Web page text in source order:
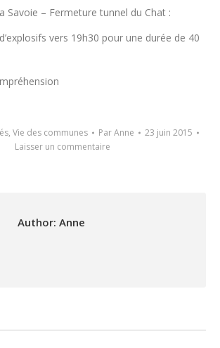
Savoie – Fermeture tunnel du Chat :
vers 19h30 pour une durée de 40
, Vie des communes ParAnne
23 juin 2015
Laisser un commentaire
Author: Anne